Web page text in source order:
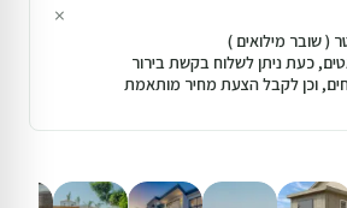
( שובר מילואים )
כעת ניתן לשלוח בקשת בירור
וכן לקבל הצעת מחיר מותאמת
×